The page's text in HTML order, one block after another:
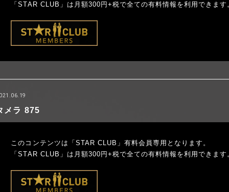
「STAR CLUB」は月額300円+税で全ての有料情報を利用できます
メラ 875
このコンテンツは「STAR CLUB」有料会員専用となります。
「STAR CLUB」は月額300円+税で全ての有料情報を利用できます